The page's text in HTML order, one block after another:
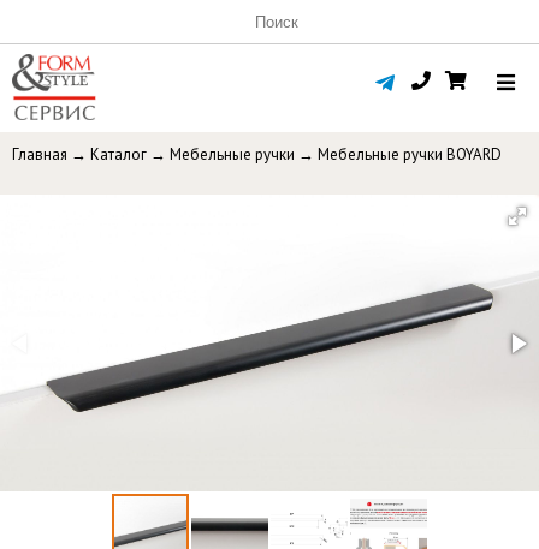
Главная → Каталог → Мебельные ручки → Мебельные ручки BOYARD